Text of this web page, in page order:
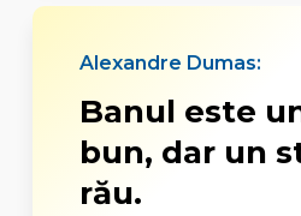
Alexandre Dumas:
Banul este
bun, dar un
rău.